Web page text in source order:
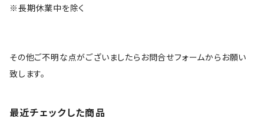
※長期休業中を除く
その他ご不明な点がございましたらお問合せフォームからお願い
致します。
最近チェックした商品